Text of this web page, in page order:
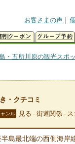
お客さまの声
・五所川原の観光スポ
・クチコミ
ャンル 見る - 街道関係 -
半島最北端の西側海岸